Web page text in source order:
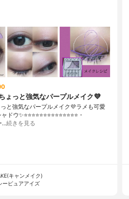
ょっと強気なパープルメイク💜
と強気なパープルメイク💜ラメも可愛
ウ✨⭐️⭐️⭐️⭐️⭐️⭐️⭐️⭐️⭐️⭐️⭐️⭐️⭐️⭐️・
…続きを見る
キャンメイク)
ーピュアアイズ